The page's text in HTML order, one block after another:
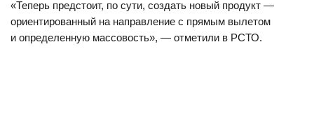
«Теперь предстоит, по сути, создать новый продукт —
ориентированный на направление с прямым вылетом
и определенную массовость», — отметили в РСТО.